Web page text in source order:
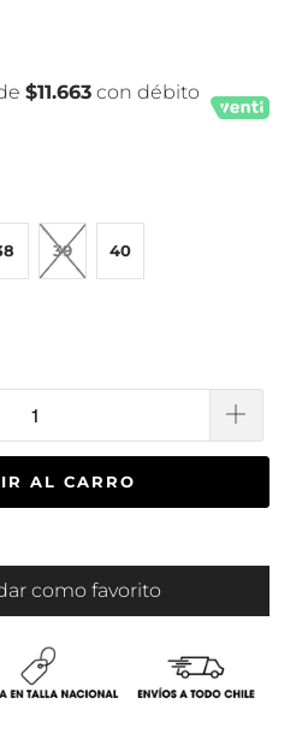
$11.663con débito
39 40
AL CARRO
como favorito